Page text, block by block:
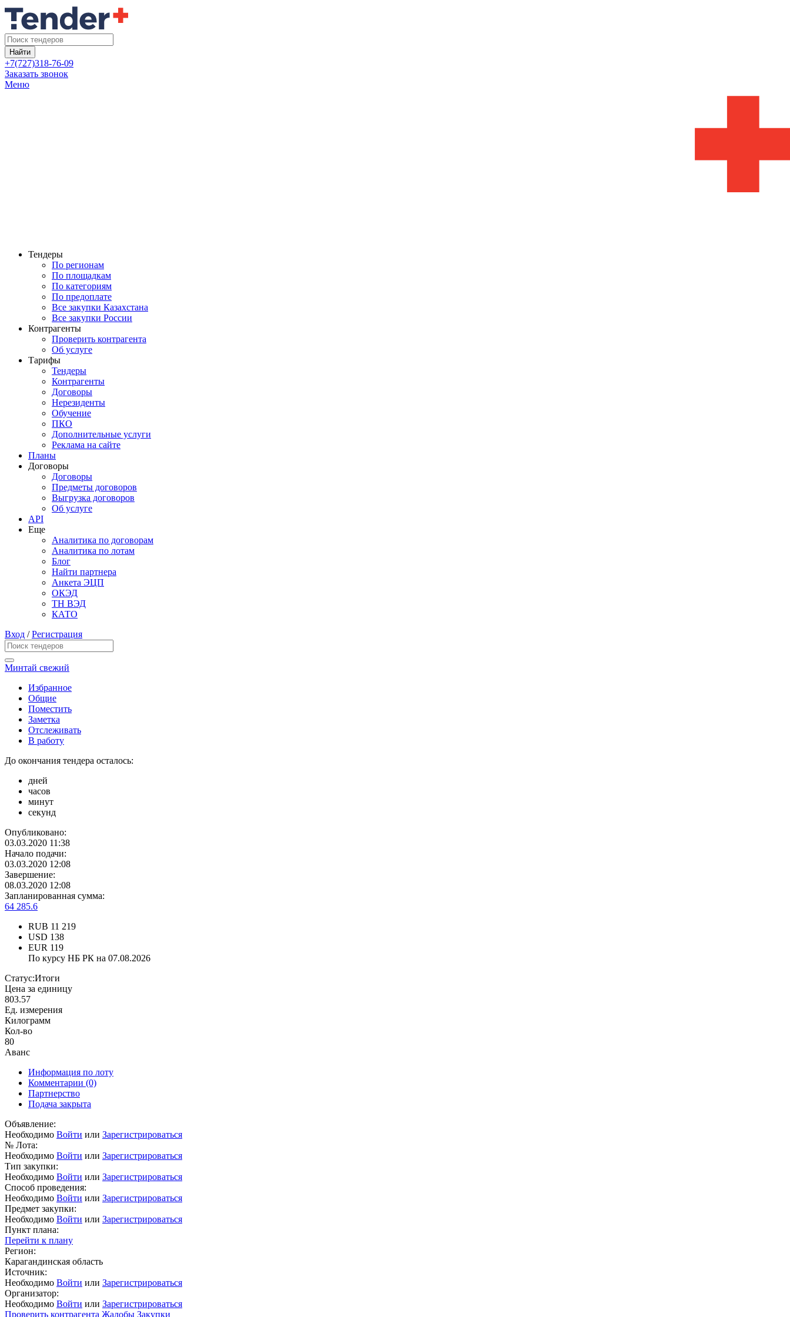
Найти
+7(727)318-76-09
Заказать звонок
Меню
Тендеры
По регионам
По площадкам
По категориям
По предоплате
Все закупки Казахстана
Все закупки России
Контрагенты
Проверить контрагента
Об услуге
Тарифы
Тендеры
Контрагенты
Договоры
Нерезиденты
Обучение
ПКО
Дополнительные услуги
Реклама на сайте
Планы
Договоры
Договоры
Предметы договоров
Выгрузка договоров
Об услуге
API
Еще
Аналитика по договорам
Аналитика по лотам
Блог
Найти партнера
Анкета ЭЦП
ОКЭД
ТН ВЭД
КАТО
Вход /Регистрация
Минтай свежий
Избранное
Общие
Поместить
Заметка
Отслеживать
В работу
До окончания тендера осталось:
дней
часов
минут
секунд
Опубликовано:
03.03.2020 11:38
Начало подачи:
03.03.2020 12:08
Завершение:
08.03.2020 12:08
Запланированная сумма:
64 285.6
RUB 11 219
USD 138
EUR 119
По курсу НБ РК на 07.08.2026
Статус:Итоги
Цена за единицу
803.57
Ед. измерения
Килограмм
Кол-во
80
Аванс
Информация по лоту
Комментарии (0)
Партнерство
Подача закрыта
Объявление:
Необходимо Войти или Зарегистрироваться
№ Лота:
Необходимо Войти или Зарегистрироваться
Тип закупки:
Необходимо Войти или Зарегистрироваться
Способ проведения:
Необходимо Войти или Зарегистрироваться
Предмет закупки:
Необходимо Войти или Зарегистрироваться
Пункт плана:
Перейти к плану
Регион:
Карагандинская область
Источник:
Необходимо Войти или Зарегистрироваться
Организатор:
Необходимо Войти или Зарегистрироваться
Проверить контрагента Жалобы Закупки